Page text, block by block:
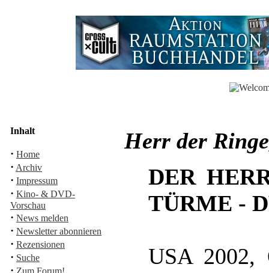
Inhalt
· Home
· Archiv
· Impressum
· Kino- & DVD-
Vorschau
· News melden
· Newsletter abonnieren
· Rezensionen
· Suche
· Zum Forum!
Herr der
DER
TÜRME -
USA